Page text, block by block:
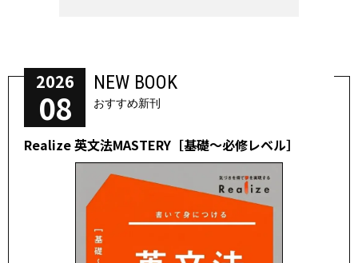
2026
08
NEW BOOK
おすすめ新刊
Realize 英文法MASTERY［基礎～必修レベル］